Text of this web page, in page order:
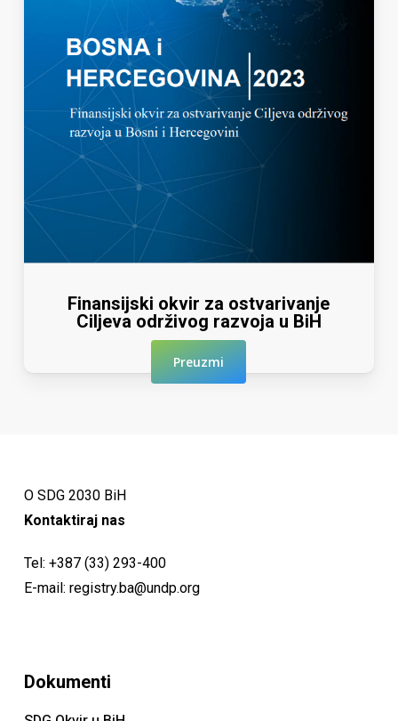
Finansijski okvir za ostvarivanje
Ciljeva održivog razvoja u BiH
Preuzmi
O SDG 2030 BiH
Kontaktiraj nas
Tel: +387 (33) 293-400
E-mail: registry.ba@undp.org
Dokumenti